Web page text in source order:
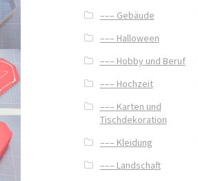
––– Gebäude
––– Halloween
––– Hobby und Beruf
––– Hochzeit
––– Karten und
Tischdekoration
––– Kleidung
––– Landschaft